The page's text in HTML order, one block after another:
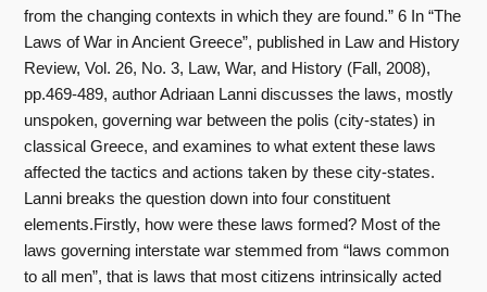
from the changing contexts in which they are found.” 6 In “The
Laws of War in Ancient Greece”, published in Law and History
Review, Vol. 26, No. 3, Law, War, and History (Fall, 2008),
pp.469-489, author Adriaan Lanni discusses the laws, mostly
unspoken, governing war between the polis (city-states) in
classical Greece, and examines to what extent these laws
affected the tactics and actions taken by these city-states.
Lanni breaks the question down into four constituent
elements.Firstly, how were these laws formed? Most of the
laws governing interstate war stemmed from “laws common
to all men”, that is laws that most citizens intrinsically acted